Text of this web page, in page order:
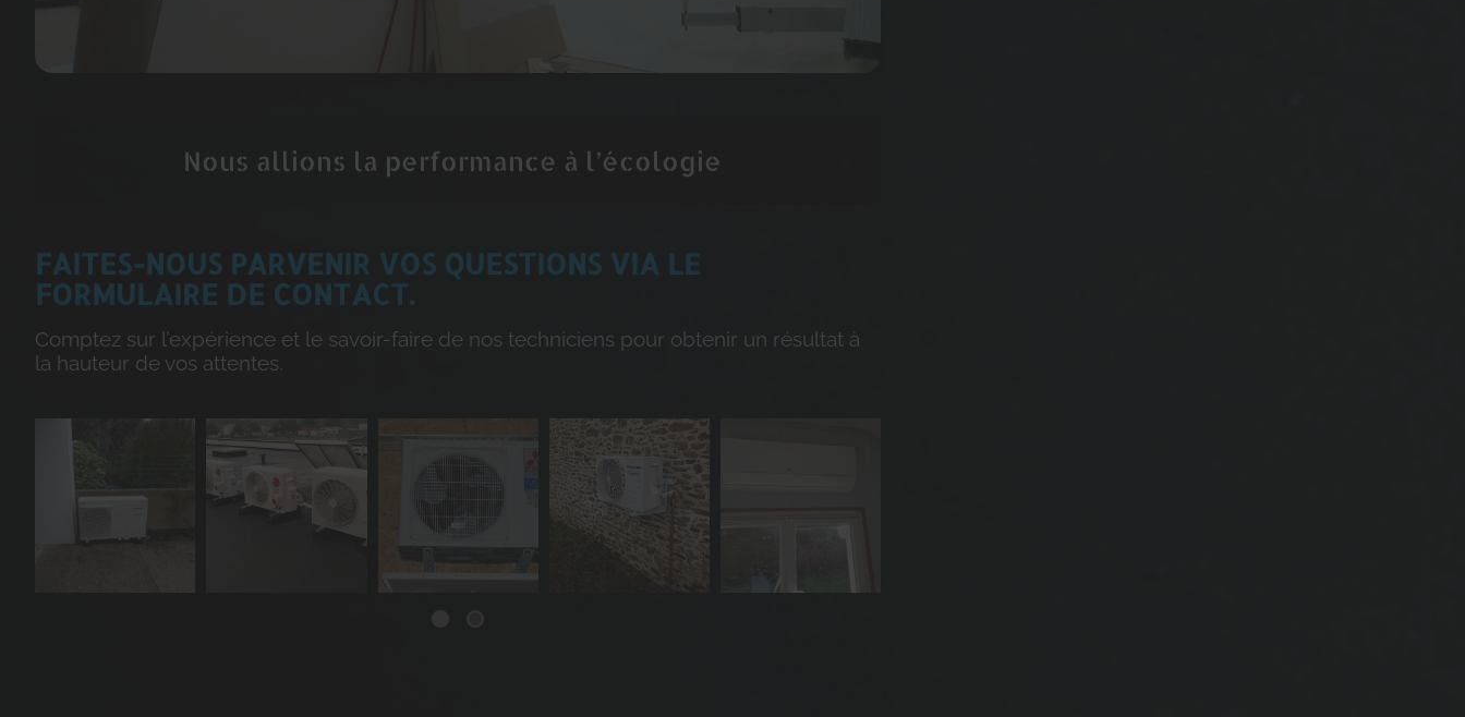
Nous allions la performance à l’écologie
FAITES-NOUS PARVENIR VOS QUESTIONS VIA LE
FORMULAIRE DE CONTACT.
Comptez sur l’expérience et le savoir-faire de nos techniciens pour obtenir un résultat à
la hauteur de vos attentes.